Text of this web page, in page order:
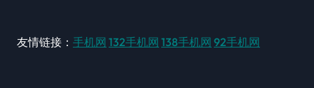
友情链接： 手机网 132手机网 138手机网 92手机网